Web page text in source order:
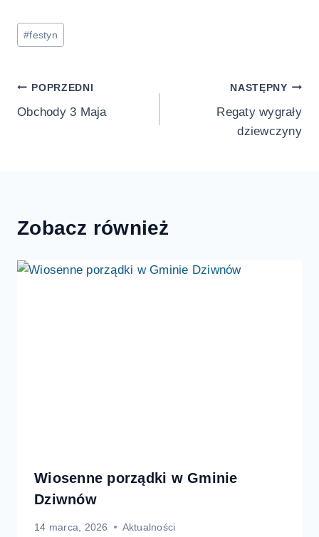
Tagi
wpisu:
#festyn
Nawigacja
wpisu
POPRZEDNI
Obchody 3 Maja
NASTĘPNY
Regaty wygrały
dziewczyny
Zobacz również
Wiosenne porządki w Gminie
Dziwnów
14 marca, 2026 Aktualności